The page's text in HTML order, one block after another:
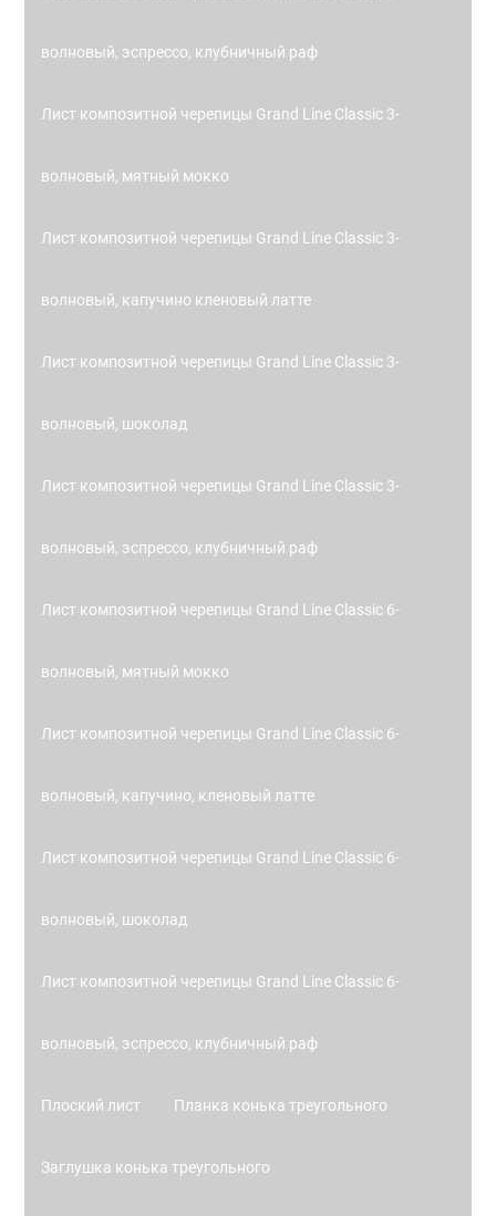
волновый, эспрессо, клубничный раф
Лист композитной черепицы Grand Line Classic 3-
волновый, мятный мокко
Лист композитной черепицы Grand Line Classic 3-
волновый, капучино кленовый латте
Лист композитной черепицы Grand Line Classic 3-
волновый, шоколад
Лист композитной черепицы Grand Line Classic 3-
волновый, эспрессо, клубничный раф
Лист композитной черепицы Grand Line Classic 6-
волновый, мятный мокко
Лист композитной черепицы Grand Line Classic 6-
волновый, капучино, кленовый латте
Лист композитной черепицы Grand Line Classic 6-
волновый, шоколад
Лист композитной черепицы Grand Line Classic 6-
волновый, эспрессо, клубничный раф
Плоский лист Планка конька треугольного
Заглушка конька треугольного